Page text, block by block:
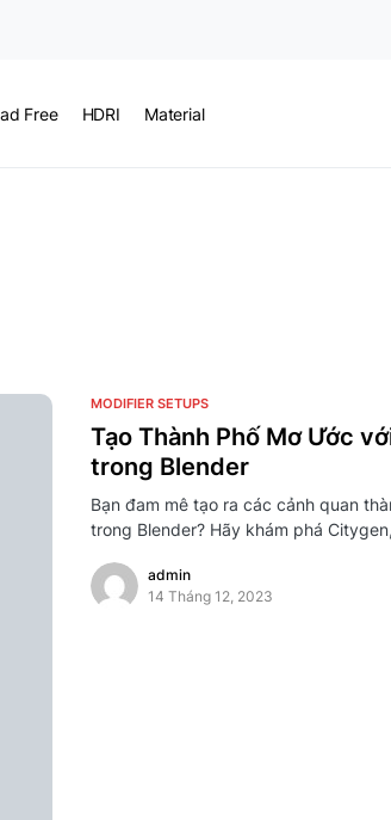
Free HDRI Material
MODIFIER SETUPS
Tạo Thành Phố Mơ Ước
trong Blender
Bạn đam mê tạo ra các cảnh quan
trong Blender? Hãy khám phá
admin
14 Tháng 12, 2023